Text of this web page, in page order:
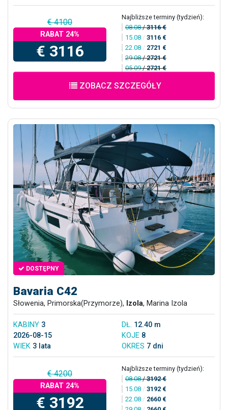
€ 4100
RABAT 24%
€ 3116
Najbliższe terminy (tydzień):
08.08/3116 €
15.08 / 3116 €
22.08 / 2721 €
29.08/2721 €
05.09/2721 €
ZOBACZ SZCZEGÓŁY
DOSTĘPNY
Bavaria C42
Słowenia, Primorska(Przymorze), Izola, Marina Izola
KABINY 3 DŁ. 12.40 m
2026-08-15
KOJE 8
WIEK 3 lata OKRES 7 dni
€ 4200
RABAT 24%
€ 3192
Najbliższe terminy (tydzień):
08.08/3192 €
15.08 / 3192 €
22.08 / 2660 €